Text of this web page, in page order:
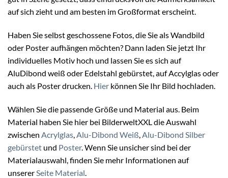
auf sich zieht und am besten im Großformat erscheint.
Haben Sie selbst geschossene Fotos, die Sie als Wandbild
oder Poster aufhängen möchten? Dann laden Sie jetzt Ihr
individuelles Motiv hoch und lassen Sie es sich auf
AluDibond weiß oder Edelstahl gebürstet, auf Accylglas oder
auch als Poster drucken. Hier können Sie Ihr Bild hochladen.
Wählen Sie die passende Größe und Material aus. Beim
Material haben Sie hier bei BilderweltXXL die Auswahl
zwischen Acrylglas,Alu-Dibond Weiß,Alu-Dibond Silber
gebürstet und Poster. Wenn Sie unsicher sind bei der
Materialauswahl, finden Sie mehr Informationen auf
unsererSeite Material.